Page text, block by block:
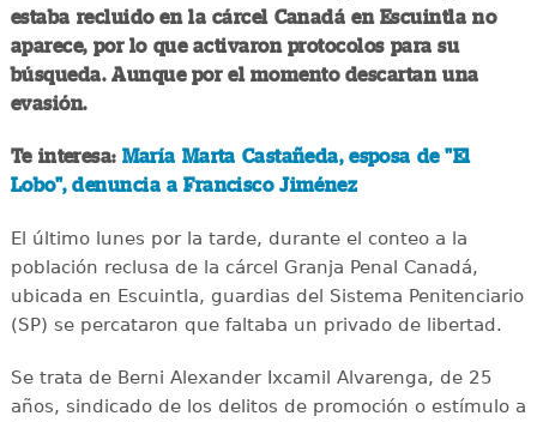
estaba recluido en la cárcel Canadá en Escuintla no
aparece, por lo que activaron protocolos para su
búsqueda. Aunque por el momento descartan una
evasión.
Te interesa: María Marta Castañeda, esposa de "El
Lobo", denuncia a Francisco Jiménez
El último lunes por la tarde, durante el conteo a la
población reclusa de la cárcel Granja Penal Canadá,
ubicada en Escuintla, guardias del Sistema Penitenciario
(SP) se percataron que faltaba un privado de libertad.
Se trata de Berni Alexander Ixcamil Alvarenga, de 25
años, sindicado de los delitos de promoción o estímulo a